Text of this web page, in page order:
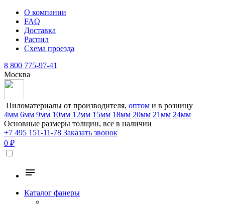
О компании
FAQ
Доставка
Распил
Схема проезда
8 800 775-97-41
Москва
Пиломатериалы от производителя, оптом и в розницу
4мм 6мм 9мм 10мм 12мм 15мм 18мм 20мм 21мм 24мм
Основные размеры толщин, все в наличии
+7 495 151-11-78 Заказать звонок
0 ₽
Каталог фанеры